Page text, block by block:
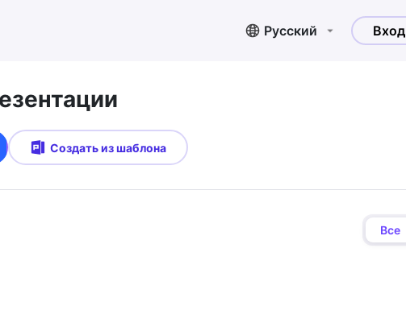
Русский Вход
Создать из шаблона
Все